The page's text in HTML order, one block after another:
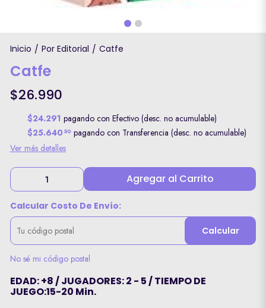
Inicio / Por Editorial / Catfe
Catfe
$26.990
$24.291 pagando con Efectivo (desc. no acumulable)
$25.640 50 pagando con Transferencia (desc. no acumulable)
Ver más detalles
Agregar al Carrito
Calcular Costo De Envío:
Calcular
No sé mi código postal
EDAD: +8 / JUGADORES: 2 - 5 / TIEMPO DE
JUEGO:15-20 Min.